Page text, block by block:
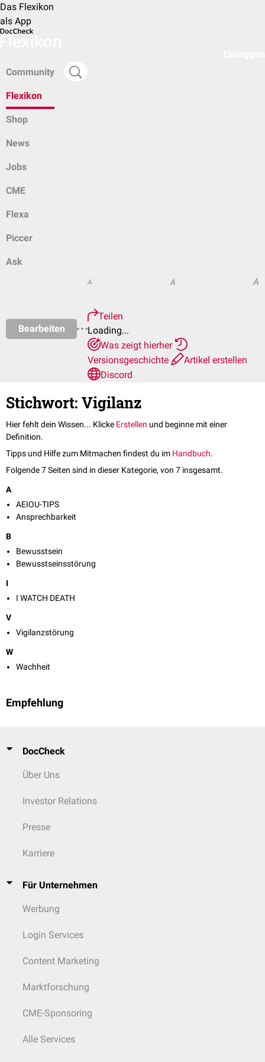
Das Flexikon
als App
Community
Flexikon
Shop
News
Jobs
CME
Flexa
Piccer
Ask
Bearbeiten
A A A
Teilen
Loading...
Was zeigt hierher
Versionsgeschichte
Artikel erstellen
Discord
Stichwort: Vigilanz
Hier fehlt dein Wissen... Klicke Erstellen und beginne mit einer
Definition.
Tipps und Hilfe zum Mitmachen findest du im Handbuch.
Folgende 7 Seiten sind in dieser Kategorie, von 7 insgesamt.
A
AEIOU-TIPS
Ansprechbarkeit
B
Bewusstsein
Bewusstseinsstörung
I
I WATCH DEATH
V
Vigilanzstörung
W
Wachheit
Empfehlung
DocCheck
Über Uns
Investor Relations
Presse
Karriere
Für Unternehmen
Werbung
Login Services
Content Marketing
Marktforschung
CME-Sponsoring
Alle Services